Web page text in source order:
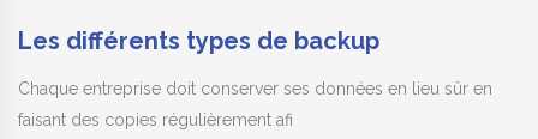
Les différents types de backup
Chaque entreprise doit conserver ses données en lieu sûr en
faisant des copies régulièrement afi